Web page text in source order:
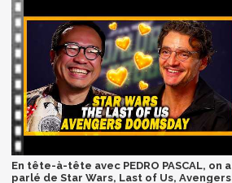
En tête-à-tête avec PEDRO PASCAL, on a
parlé de Star Wars, Last of Us, Avengers